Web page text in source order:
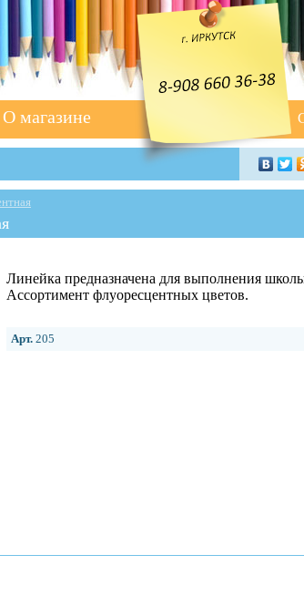
О магазине
Линейка предназначена для выполнения
Ассортимент флуоресцентных цветов.
Арт. 205